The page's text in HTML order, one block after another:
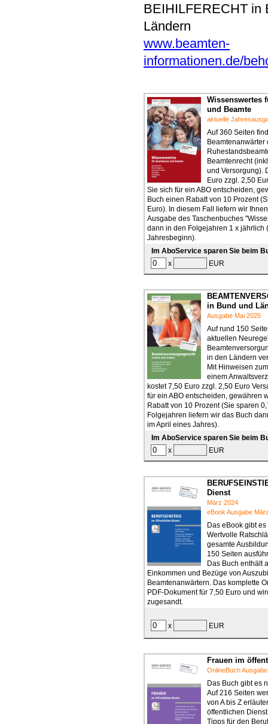
BEIHILFERECHT in
Ländern
www.beamten-
informationen.de/
Wissenswertes
und Beamte
aktuelle
Auf 360 Seiten
Beamtenanwärter
Beamtenrecht
und Versorgung).
Euro zzgl. 2,50
Sie sich für ein ABO entscheiden,
Buch einen Rabatt von 10 Prozent
Euro). In diesem Fall liefern wir
Ausgabe des Taschenbuches
dann in den Folgejahren 1 x jährlich
Jahresbeginn).
Im AboService sparen Sie beim
x
EUR
in Bund und
Ausgabe Mai 2025
Auf rund 150
aktuellen
in den Ländern
Mit Hinweisen
einem
kostet 7,50 Euro zzgl. 2,50 Euro
für ein ABO entscheiden, gewähren
Rabatt von 10 Prozent (Sie sparen
Folgejahren liefern wir das Buch
im April eines Jahres).
Im AboService sparen Sie beim
x
EUR
Dienst
März 2024
eBook Ausgabe
Das eBook gibt
Wertvolle
gesamte
150 Seiten
Das Buch enthält
Einkommen und Bezüge von
Beamtenanwärtern. Das komplette
PDF-Dokument für 7,50 Euro und
zugesandt.
x EUR
Frauen im
OnlineBuch
Das Buch gibt es
Auf 216 Seiten
von A bis Z
öffentlichen
Tipps für den